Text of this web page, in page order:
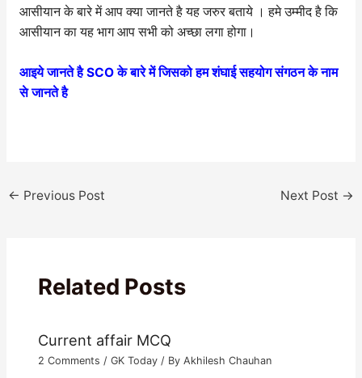
आसीयान के बारे में आप क्या जानते है यह जरुर बताये । हमे उम्मीद है कि
आसीयान का यह भाग आप सभी को अच्छा लगा होगा।
आइये जानते है SCO के बारे में जिसको हम शंघाई सहयोग संगठन के नाम
से जानते है
← Previous Post Next Post →
Related Posts
Current affair MCQ
2 Comments /GK Today / ByAkhilesh Chauhan